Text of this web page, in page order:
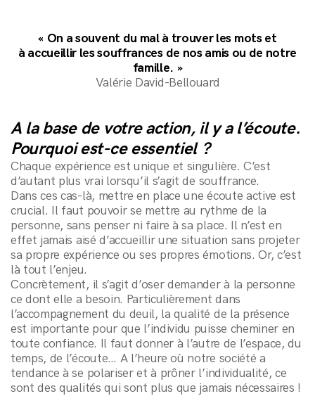
« On a souvent du mal à trouver les mots et
à accueillir les souffrances de nos amis ou de notre
famille. »
Valérie David-Bellouard
A la base de votre action, il y a l’écoute.
Pourquoi est-ce essentiel ?
Chaque expérience est unique et singulière. C’est
d’autant plus vrai lorsqu’il s’agit de souffrance.
Dans ces cas-là, mettre en place une écoute active est
crucial. Il faut pouvoir se mettre au rythme de la
personne, sans penser ni faire à sa place. Il n’est en
effet jamais aisé d’accueillir une situation sans projeter
sa propre expérience ou ses propres émotions. Or, c’est
là tout l’enjeu.
Concrètement, il s’agit d’oser demander à la personne
ce dont elle a besoin. Particulièrement dans
l’accompagnement du deuil, la qualité de la présence
est importante pour que l’individu puisse cheminer en
toute confiance. Il faut donner à l’autre de l’espace, du
temps, de l’écoute… A l’heure où notre société a
tendance à se polariser et à prôner l’individualité, ce
sont des qualités qui sont plus que jamais nécessaires !